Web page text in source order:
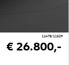
11478/11529
€ 26.800,-